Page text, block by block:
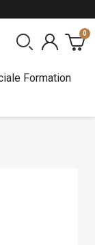
Formation